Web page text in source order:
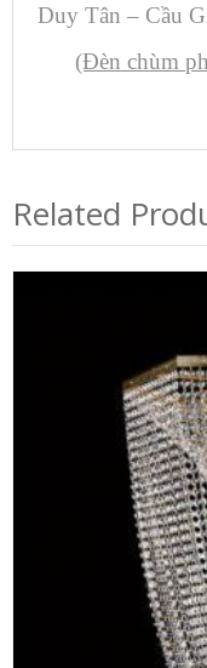
Duy Tân – Cầu
(Đèn chùm
Related